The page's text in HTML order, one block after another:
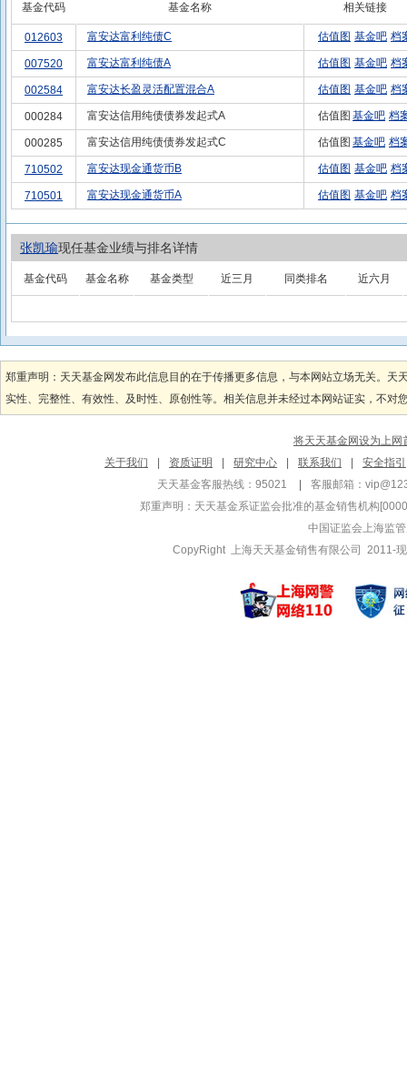
基金代码 基金名称 相关链接
012603 富安达富利纯债C 估值图 基金吧 档
007520 富安达富利纯债A 估值图 基金吧 档
002584 富安达长盈灵活配置混合A 估值图 基金吧 档
000284 富安达信用纯债债券发起式A 估值图 基金吧 档
000285 富安达信用纯债债券发起式C 估值图 基金吧 档
710502 富安达现金通货币B 估值图 基金吧 档
710501 富安达现金通货币A 估值图 基金吧 档
张凯瑜现任基金业绩与排名详情
基金代码 基金名称 基金类型 近三月 同类排名 近六月
郑重声明：天天基金网发布此信息目的在于传播更多信息，与本网站立场无关。
实性、完整性、有效性、及时性、原创性等。相关信息并未经过本网站证实，不
将天天基金网设为上网
关于我们
资质证明 研究中心 联系我们
安全指引
天天基金客服热线：95021
客服邮箱：
郑重声明： 天天基金系证监会批准的基金销售机构
中国证监会上海监
CopyRight 上海天天基金销售有限公司 2011-